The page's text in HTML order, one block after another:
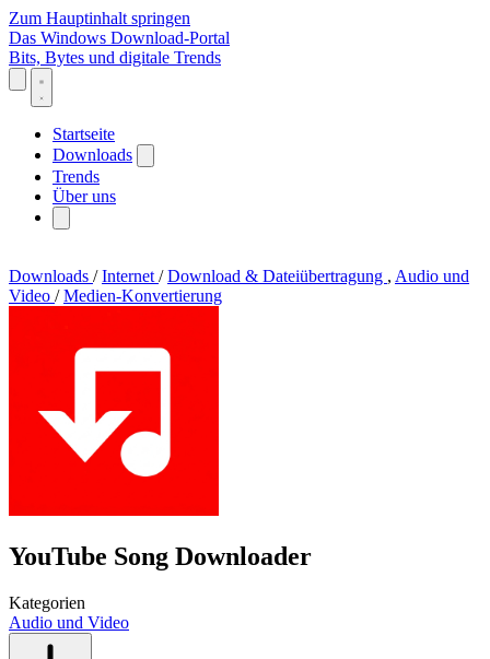
Zum Hauptinhalt springen
Das Windows Download-Portal
Bits, Bytes und digitale Trends
Startseite
Downloads
Trends
Über uns
Downloads / Internet / Download & Dateiübertragung , Audio und
Video / Medien-Konvertierung
YouTube Song Downloader
Kategorien
Audio und Video